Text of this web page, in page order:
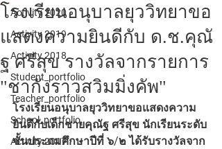
Activity 2020
Activity 2019
Activity 2018
Student_portfolio
Teacher_portfolio
School_portfolio
Activity 2017
โรงเรียนอนุบาลยุววิทยาขอ
แสดงความยินดีกับ ด.ช.คุณั
ฐ ศรีสุข รางวัลจากรายการ
"ชากังราวสวิมมิ่งคัพ"
โรงเรียนอนุบาลยุววิทยาขอแสดงความ
ยินดีกับเด็กชายคุณัฐ ศรีสุข นักเรียนระดับ
ชั้นประถมศึกษาปีที่ ๖/๒ ได้รับรางวัลจาก